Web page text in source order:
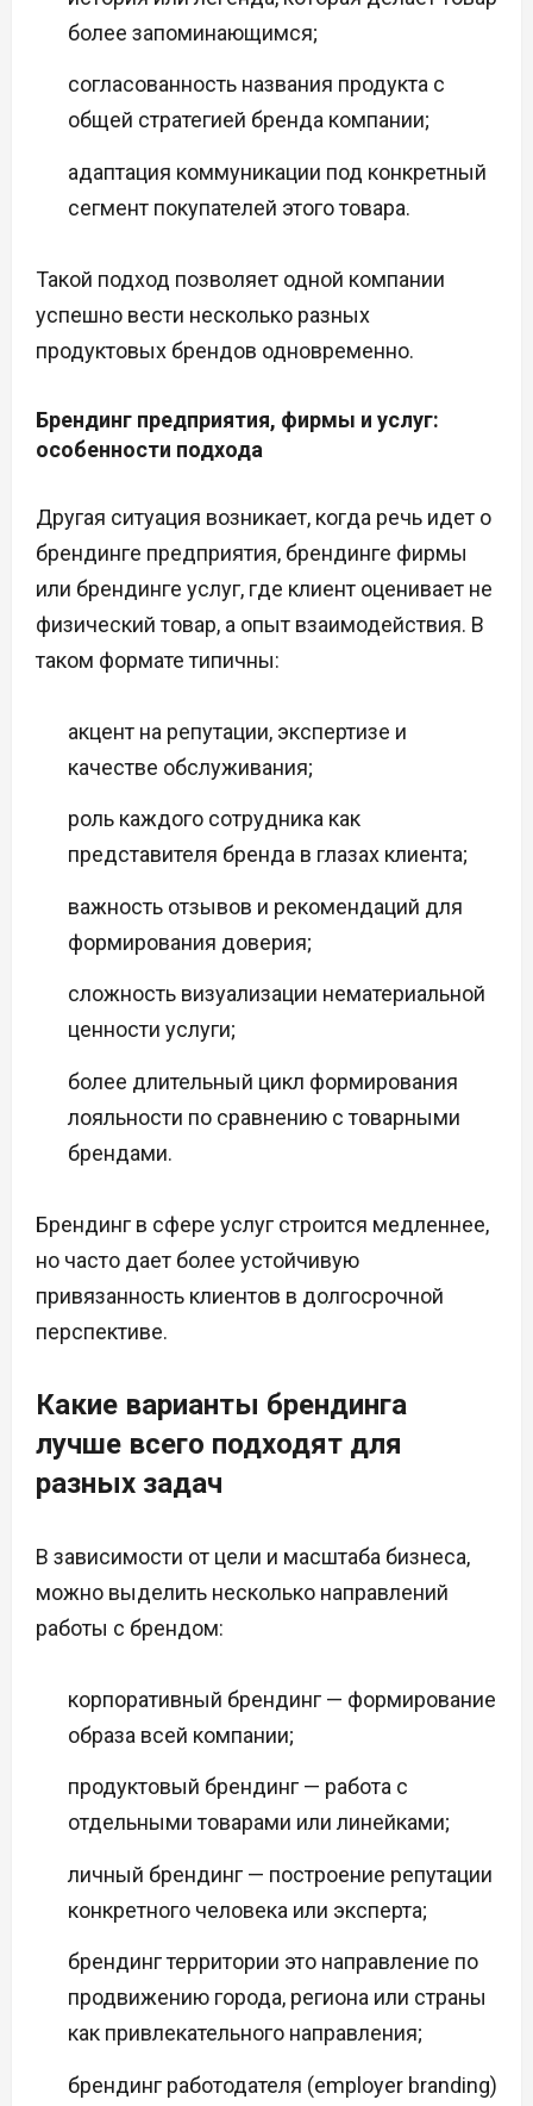
более запоминающимся;
согласованность названия продукта с
общей стратегией бренда компании;
адаптация коммуникации под конкретный
сегмент покупателей этого товара.
Такой подход позволяет одной компании
успешно вести несколько разных
продуктовых брендов одновременно.
Брендинг предприятия, фирмы и услуг:
особенности подхода
Другая ситуация возникает, когда речь идет о
брендинге предприятия, брендинге фирмы
или брендинге услуг, где клиент оценивает не
физический товар, а опыт взаимодействия. В
таком формате типичны:
акцент на репутации, экспертизе и
качестве обслуживания;
роль каждого сотрудника как
представителя бренда в глазах клиента;
важность отзывов и рекомендаций для
формирования доверия;
сложность визуализации нематериальной
ценности услуги;
более длительный цикл формирования
лояльности по сравнению с товарными
брендами.
Брендинг в сфере услуг строится медленнее,
но часто дает более устойчивую
привязанность клиентов в долгосрочной
перспективе.
Какие варианты брендинга
лучше всего подходят для
разных задач
В зависимости от цели и масштаба бизнеса,
можно выделить несколько направлений
работы с брендом:
корпоративный брендинг — формирование
образа всей компании;
продуктовый брендинг — работа с
отдельными товарами или линейками;
личный брендинг — построение репутации
конкретного человека или эксперта;
брендинг территории это направление по
продвижению города, региона или страны
как привлекательного направления;
брендинг работодателя (employer branding)